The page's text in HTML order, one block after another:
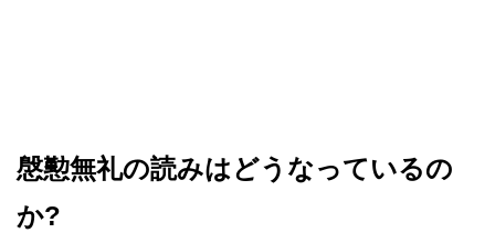
慇懃無礼の読みはどうなっているの
か?